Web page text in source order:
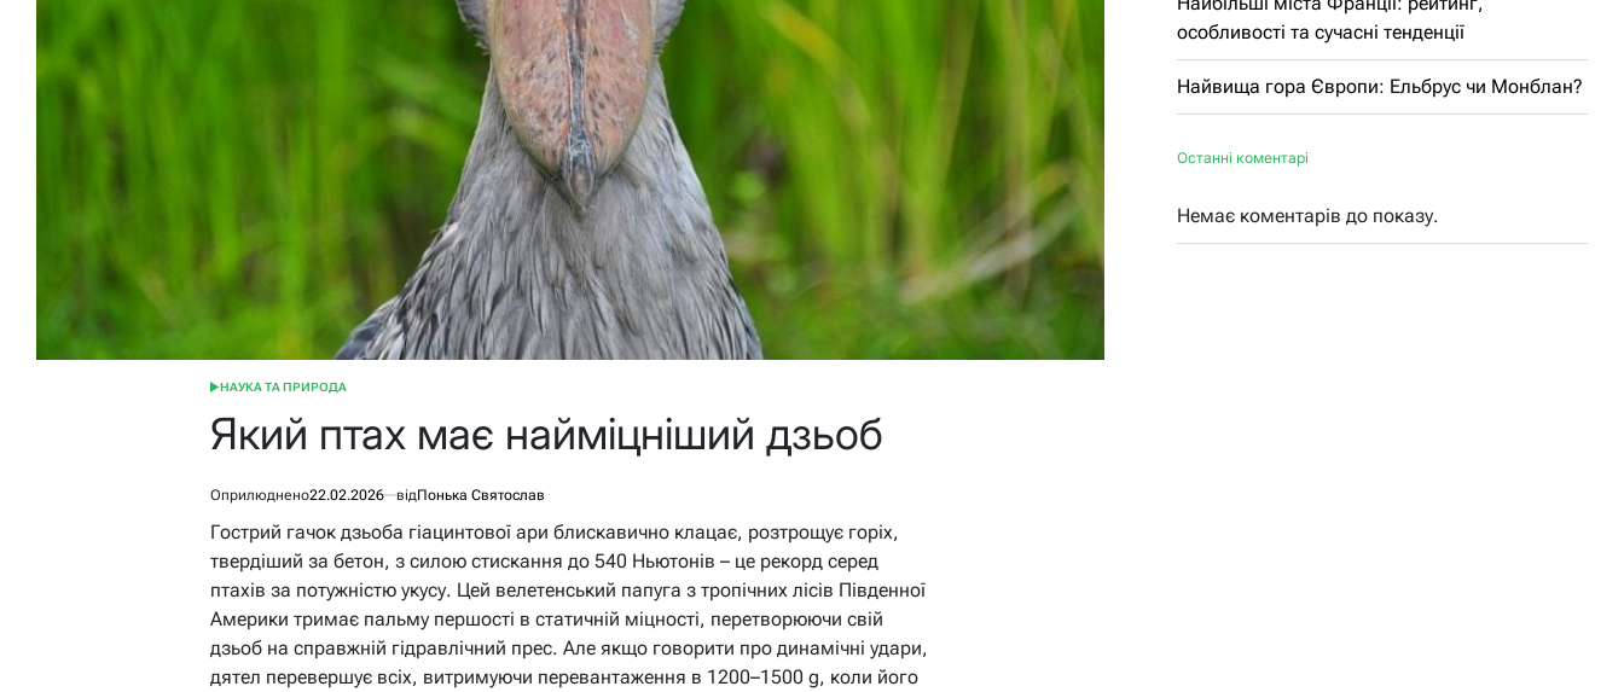
ОПУБЛІКУВАТИ
НАУКА ТА ПРИРОДА
Який птах має найміцніший дзьоб
Оприлюднено22.02.2026 відПонька Святослав
Гострий гачок дзьоба гіацинтової ари блискавично клацає, розтрощує горіх,
твердіший за бетон, з силою стискання до 540 Ньютонів – це рекорд серед
птахів за потужністю укусу. Цей велетенський папуга з тропічних лісів Південної
Америки тримає пальму першості в статичній міцності, перетворюючи свій
дзьоб на справжній гідравлічний прес. Але якщо говорити про динамічні удари,
дятел перевершує всіх, витримуючи перевантаження в 1200–1500 g, коли його
особливості та сучасні тенденції
Найвища гора Європи: Ельбрус чи Монблан?
Останні коментарі
Немає коментарів до показу.